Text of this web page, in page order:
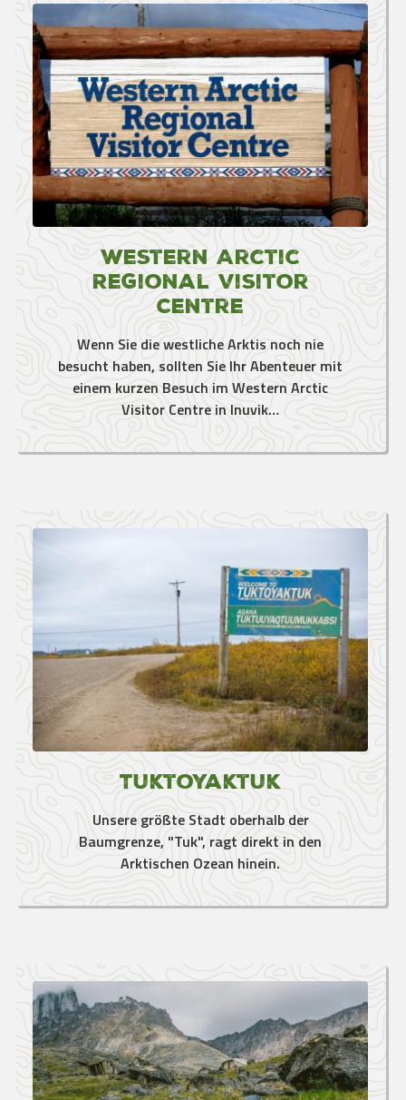
Western Arctic
Regional Visitor
Centre
Wenn Sie die westliche Arktis noch nie
besucht haben, sollten Sie Ihr Abenteuer mit
einem kurzen Besuch im Western Arctic
Visitor Centre in Inuvik…
Tuktoyaktuk
Unsere größte Stadt oberhalb der
Baumgrenze, "Tuk", ragt direkt in den
Arktischen Ozean hinein.